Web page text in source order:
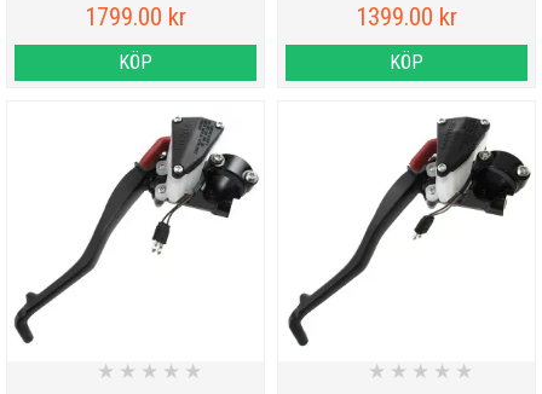
1799.00 kr
KÖP
1399.00 kr
KÖP
★ ★ ★ ★ ★ ★ ★ ★ ★ ★